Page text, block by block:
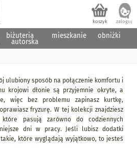
biżuteria
autorska
mieszkanie obniżki
ulubiony sposób na połączenie komfortu i
krojowi dłonie są przyjemnie okryte, a
więc bez problemu zapinasz kurtkę,
fryzurę. W tej kolekcji znajdziesz
pasują zarówno do codziennych
dni w pracy. Jeśli lubisz dodatki
które wyglądają wyjątkowo, to jesteś